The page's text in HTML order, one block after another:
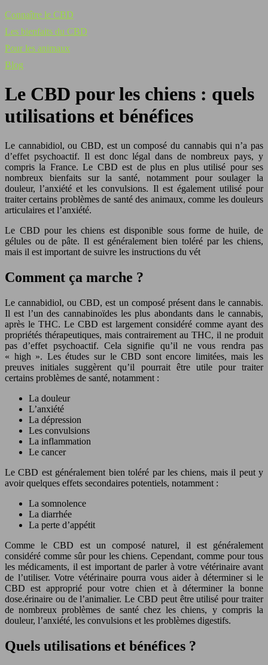
Connaître le CBD
Les bienfaits du CBD
Pour les animaux
Blog
Le CBD pour les chiens : quels
utilisations et bénéfices
Le cannabidiol, ou CBD, est un composé du cannabis qui n’a pas
d’effet psychoactif. Il est donc légal dans de nombreux pays, y
compris la France. Le CBD est de plus en plus utilisé pour ses
nombreux bienfaits sur la santé, notamment pour soulager la
douleur, l’anxiété et les convulsions. Il est également utilisé pour
traiter certains problèmes de santé des animaux, comme les douleurs
articulaires et l’anxiété.
Le CBD pour les chiens est disponible sous forme de huile, de
gélules ou de pâte. Il est généralement bien toléré par les chiens,
mais il est important de suivre les instructions du vét
Comment ça marche ?
Le cannabidiol, ou CBD, est un composé présent dans le cannabis.
Il est l’un des cannabinoïdes les plus abondants dans le cannabis,
après le THC. Le CBD est largement considéré comme ayant des
propriétés thérapeutiques, mais contrairement au THC, il ne produit
pas d’effet psychoactif. Cela signifie qu’il ne vous rendra pas
« high ». Les études sur le CBD sont encore limitées, mais les
preuves initiales suggèrent qu’il pourrait être utile pour traiter
certains problèmes de santé, notamment :
La douleur
L’anxiété
La dépression
Les convulsions
La inflammation
Le cancer
Le CBD est généralement bien toléré par les chiens, mais il peut y
avoir quelques effets secondaires potentiels, notamment :
La somnolence
La diarrhée
La perte d’appétit
Comme le CBD est un composé naturel, il est généralement
considéré comme sûr pour les chiens. Cependant, comme pour tous
les médicaments, il est important de parler à votre vétérinaire avant
de l’utiliser. Votre vétérinaire pourra vous aider à déterminer si le
CBD est approprié pour votre chien et à déterminer la bonne
dose.érinaire ou de l’animalier. Le CBD peut être utilisé pour traiter
de nombreux problèmes de santé chez les chiens, y compris la
douleur, l’anxiété, les convulsions et les problèmes digestifs.
Quels utilisations et bénéfices ?